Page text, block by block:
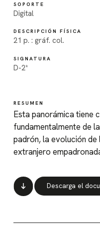
SOPORTE
Digital
DESCRIPCIÓN FÍSICA
21 p. : gráf. col.
SIGNATURA
D-2*
RESUMEN
Esta panorámica tiene
fundamentalmente de
padrón, la evolución
extranjero
Descarga el